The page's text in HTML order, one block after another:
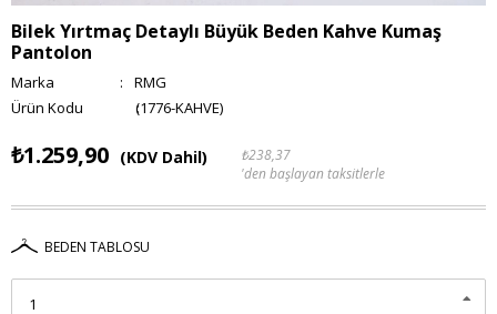
Bilek Yırtmaç Detaylı Büyük Beden Kahve Kumaş
Pantolon
Marka :
RMG
(1776-KAHVE)
₺1.259,90 (KDV Dahil)
₺238,37
'den başlayan taksitlerle
BEDEN TABLOSU